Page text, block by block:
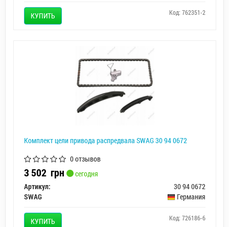
КУПИТЬ Код: 762351-2
Комплект цели привода распредвала SWAG 30 94 0672
0 отзывов
3 502 грн
сегодня
Артикул:
30 94 0672
SWAG
Германия
КУПИТЬ Код: 726186-6